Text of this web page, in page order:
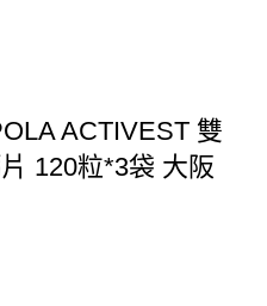
ACTIVEST 雙
120粒*3袋 大阪